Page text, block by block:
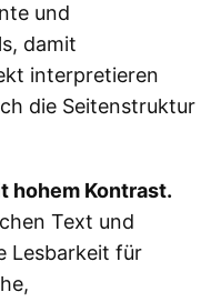
und
damit
interpretieren
die Seitenstruktur
hohem Kontrast.
Text und
Lesbarkeit für